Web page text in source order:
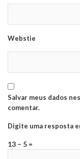
Webstie
Salvar meus dados
comentar.
Digite uma resposta
13 − 5 =